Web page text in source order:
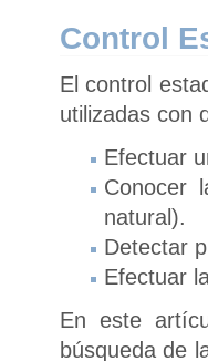
Control
El control
utilizadas con
Efectuar
Conocer
natural).
Detectar
Efectuar
En este
búsqueda de